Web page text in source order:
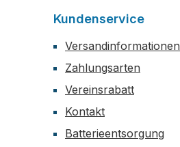
Kundenservice
Versandinformationen
Zahlungsarten
Vereinsrabatt
Kontakt
Batterieentsorgung